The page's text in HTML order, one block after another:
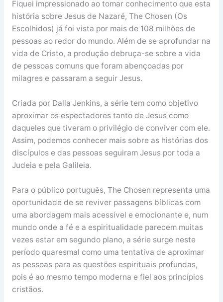
Fiquei impressionado ao tomar conhecimento que esta
história sobre Jesus de Nazaré, The Chosen (Os
Escolhidos) já foi vista por mais de 108 milhões de
pessoas ao redor do mundo. Além de se aprofundar na
vida de Cristo, a produção debruça-se sobre a vida
de pessoas comuns que foram abençoadas por
milagres e passaram a seguir Jesus.
Criada por Dalla Jenkins, a série tem como objetivo
aproximar os espectadores tanto de Jesus como
daqueles que tiveram o privilégio de conviver com ele.
Assim, podemos conhecer mais sobre as histórias dos
discípulos e das pessoas seguiram Jesus por toda a
Judeia e pela Galileia.
Para o público português, The Chosen representa uma
oportunidade de se reviver passagens bíblicas com
uma abordagem mais acessível e emocionante e, num
mundo onde a fé e a espiritualidade parecem muitas
vezes estar em segundo plano, a série surge neste
período quaresmal como uma tentativa de aproximar
as pessoas para as questões espirituais profundas,
pois é ao mesmo tempo moderna e fiel aos princípios
cristãos.